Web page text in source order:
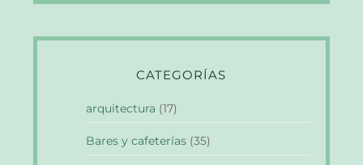
CATEGORÍAS
arquitectura (17)
Bares y cafeterías (35)